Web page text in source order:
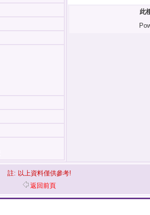
此
註: 以上資料僅供參考!
返回前頁